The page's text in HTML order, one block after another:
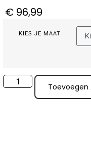
€ 96,99
KIES JE MAAT
Toevoegen